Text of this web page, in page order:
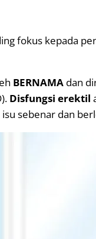
fokus kepada
BERNAMA dan
Disfungsi erektil
sebenar dan